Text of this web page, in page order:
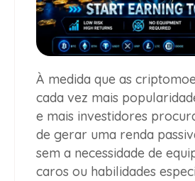
À medida que as
cada vez mais
e mais investidores
de gerar uma renda
sem a necessidade de
caros ou habilidades